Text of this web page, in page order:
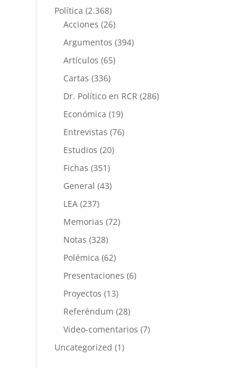
Política (2.368)
Acciones (26)
Argumentos (394)
Artículos (65)
Cartas (336)
Dr. Político en RCR (286)
Económica (19)
Entrevistas (76)
Estudios (20)
Fichas (351)
General (43)
LEA (237)
Memorias (72)
Notas (328)
Polémica (62)
Presentaciones (6)
Proyectos (13)
Referéndum (28)
Video-comentarios (7)
Uncategorized (1)